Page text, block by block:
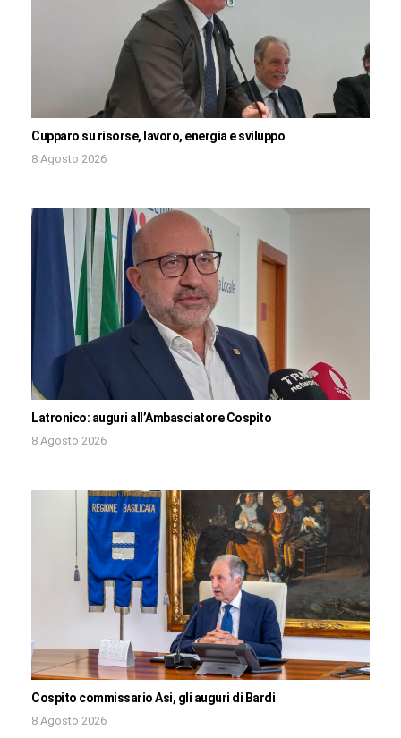
Cupparo su risorse, lavoro, energia e sviluppo
8 Agosto 2026
Latronico: auguri all’Ambasciatore Cospito
8 Agosto 2026
Cospito commissario Asi, gli auguri di Bardi
8 Agosto 2026